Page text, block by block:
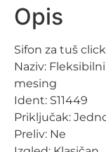
Opis
Sifon za tuš
Naziv:
mesing
Ident: S11449
Priključak:
Preliv: Ne